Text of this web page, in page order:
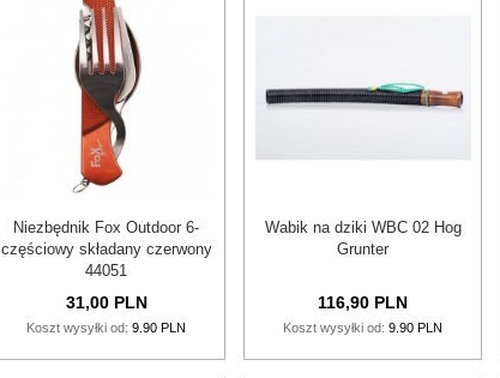
Niezbędnik Fox Outdoor 6-
częściowy składany czerwony
44051
31,00 PLN
Koszt wysyłki od:9.90 PLN
Wabik na dziki WBC 02 Hog
Grunter
116,90 PLN
Koszt wysyłki od:9.90 PLN